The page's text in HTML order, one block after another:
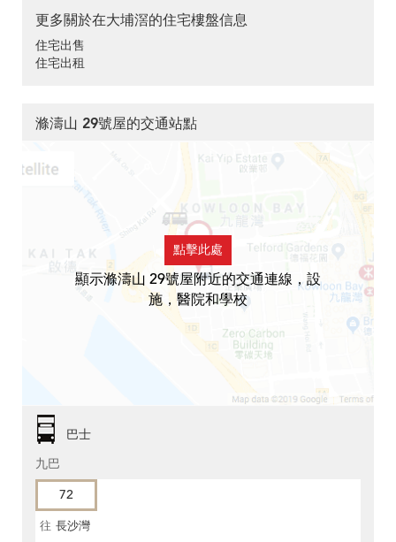
更多關於在大埔滘的住宅樓盤信息
住宅出售
住宅出租
滌濤山 29號屋的交通站點
點擊此處
顯示滌濤山 29號屋附近的交通連線，設
施，醫院和學校
巴士
九巴
72
往 長沙灣